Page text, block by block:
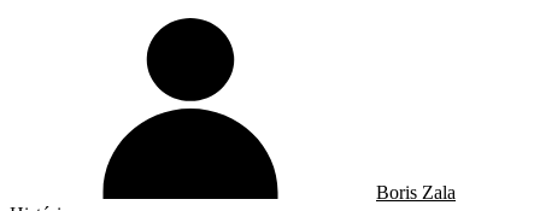
Boris Zala